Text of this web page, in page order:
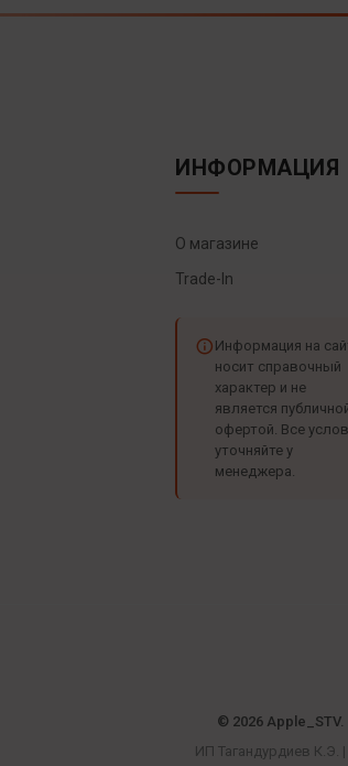
ИНФОРМАЦИЯ
О магазине
Trade-In
Информация на
носит справочный
характер и не
является
офертой. Все
уточняйте у
менеджера.
© 2026
ИП Тагандурдиев К.Э.